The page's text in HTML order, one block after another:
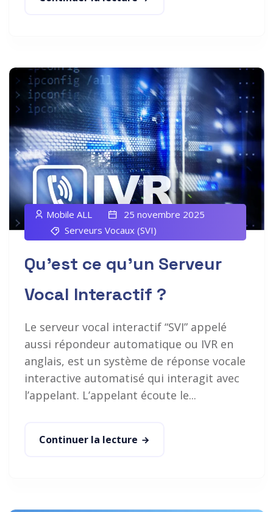
Mobile ALL
25 novembre 2025
Serveurs Vocaux (SVI)
Qu’est ce qu’un Serveur
Vocal Interactif ?
Le serveur vocal interactif “SVI” appelé
aussi répondeur automatique ou IVR en
anglais, est un système de réponse vocale
interactive automatisé qui interagit avec
l’appelant. L’appelant écoute le...
Continuer la lecture